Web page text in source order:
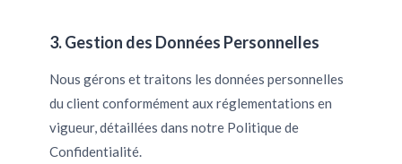
3. Gestion des Données Personnelles
Nous gérons et traitons les données personnelles
du client conformément aux réglementations en
vigueur, détaillées dans notre Politique de
Confidentialité.